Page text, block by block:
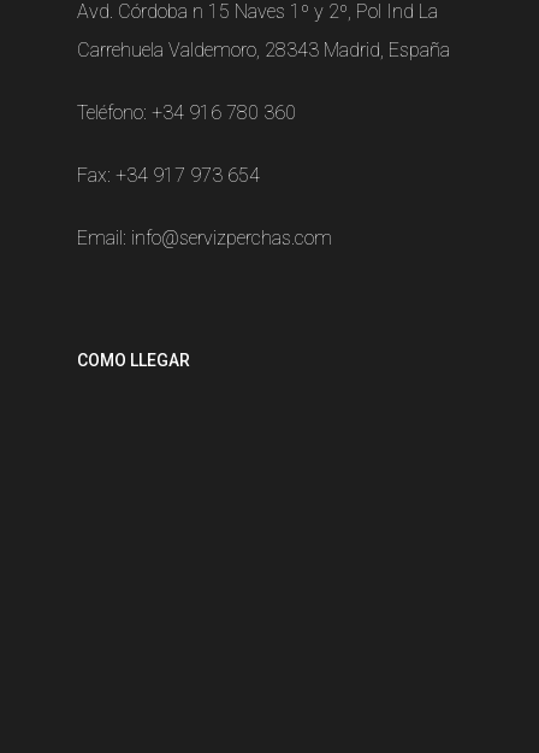
Avd. Córdoba n 15 Naves 1º y 2º, Pol Ind La
Carrehuela Valdemoro, 28343 Madrid, España
Teléfono: +34 916 780 360
Fax: +34 917 973 654
Email: info@servizperchas.com
COMO LLEGAR